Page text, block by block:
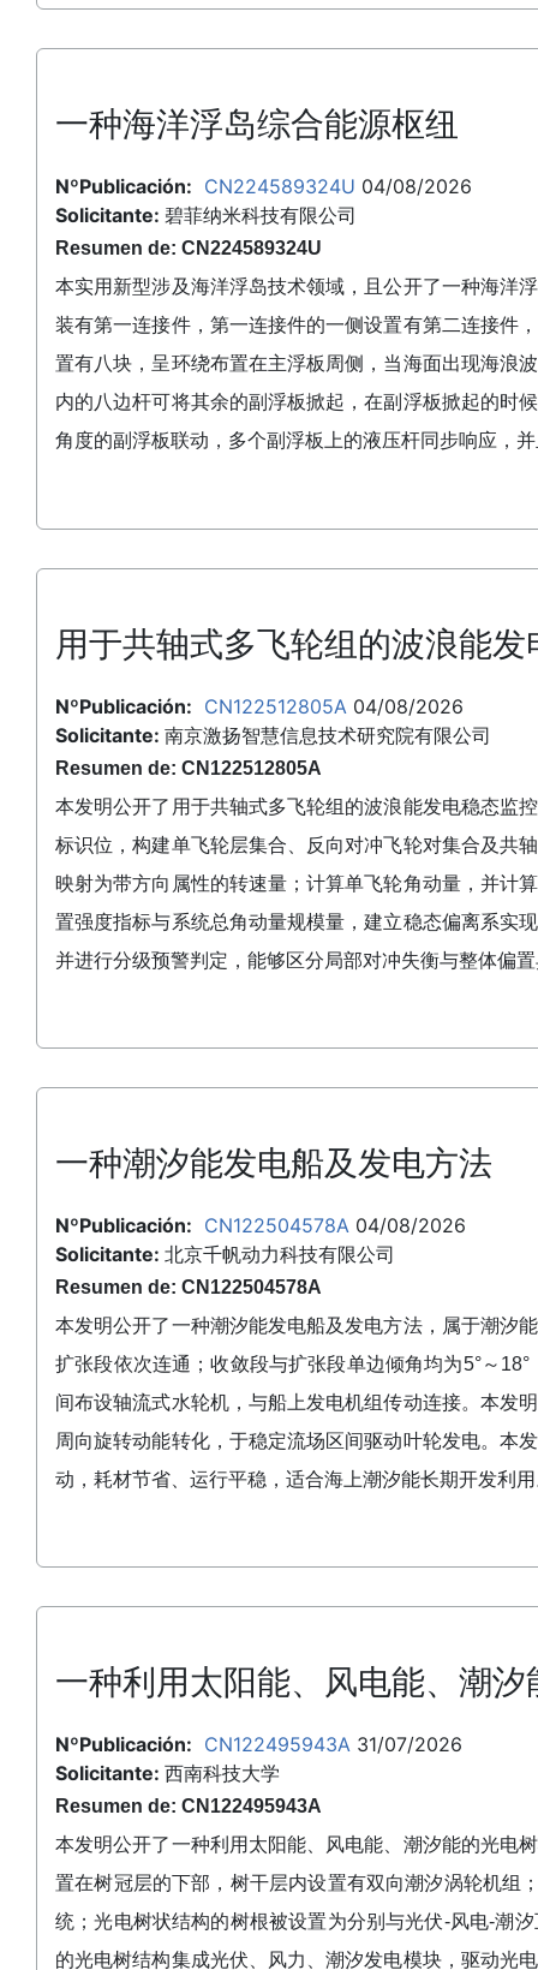
一种海洋浮岛综合能源枢纽
NºPublicación: CN224589324U 04/08/2026
Solicitante: 碧菲纳米科技有限公司
Resumen de: CN224589324U
本实用新型涉及海洋浮岛技术领域，且公开了一种海洋
装有第一连接件，第一连接件的一侧设置有第二连接件
置有八块，呈环绕布置在主浮板周侧，当海面出现海浪
内的八边杆可将其余的副浮板掀起，在副浮板掀起的时
角度的副浮板联动，多个副浮板上的液压杆同步响应，
用于共轴式多飞轮组的波浪能
NºPublicación: CN122512805A 04/08/2026
Solicitante: 南京激扬智慧信息技术研究院有限公司
Resumen de: CN122512805A
本发明公开了用于共轴式多飞轮组的波浪能发电稳态监
标识位，构建单飞轮层集合、反向对冲飞轮对集合及共
映射为带方向属性的转速量；计算单飞轮角动量，并计
置强度指标与系统总角动量规模量，建立稳态偏离系实
并进行分级预警判定，能够区分局部对冲失衡与整体偏
一种潮汐能发电船及发电方法
NºPublicación: CN122504578A 04/08/2026
Solicitante: 北京千帆动力科技有限公司
Resumen de: CN122504578A
本发明公开了一种潮汐能发电船及发电方法，属于潮汐
扩张段依次连通；收敛段与扩张段单边倾角均为5°～
间布设轴流式水轮机，与船上发电机组传动连接。本发
周向旋转动能转化，于稳定流场区间驱动叶轮发电。本
动，耗材节省、运行平稳，适合海上潮汐能长期开发利
一种利用太阳能、风电能、潮
NºPublicación: CN122495943A 31/07/2026
Solicitante: 西南科技大学
Resumen de: CN122495943A
本发明公开了一种利用太阳能、风电能、潮汐能的光电
置在树冠层的下部，树干层内设置有双向潮汐涡轮机组
统；光电树状结构的树根被设置为分别与光伏‑风电‑潮
的光电树结构集成光伏、风力、潮汐发电模块，驱动光